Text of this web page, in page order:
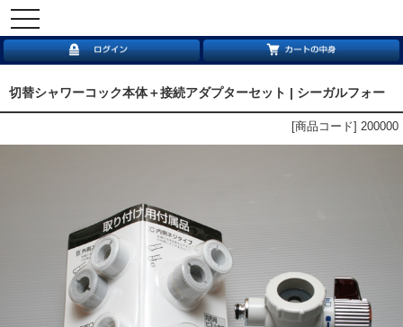
toggle
navigation
切替シャワーコック本体＋接続アダプターセット | シーガルフォー
[商品コード] 200000